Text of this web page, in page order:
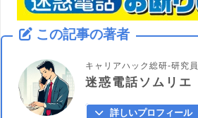
この記事の著者
キャリアハック総研-研究員
迷惑電話ソムリエ
詳しいプロフィール